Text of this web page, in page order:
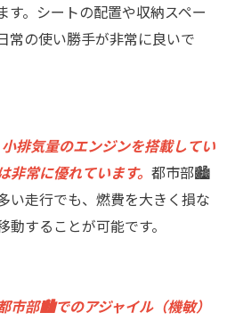
す。シートの配置や収納スペー
常の使い勝手が非常に良いで
小排気量のエンジンを搭載してい
常に優れています。 都市部🏙
い走行でも、燃費を大きく損な
することが可能です。
市部🏙でのアジャイル（機敏）